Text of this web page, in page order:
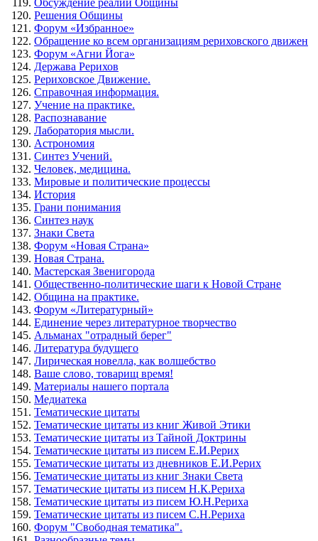
Обсуждение реалий Общины
Решения Общины
Форум «Избранное»
Обращение ко всем организациям рериховского движен
Форум «Агни Йога»
Держава Рерихов
Рериховское Движение.
Справочная информация.
Учение на практике.
Распознавание
Лаборатория мысли.
Астрономия
Синтез Учений.
Человек, медицина.
Мировые и политические процессы
История
Грани понимания
Синтез наук
Знаки Света
Форум «Новая Страна»
Новая Страна.
Мастерская Звенигорода
Общественно-политические шаги к Новой Стране
Община на практике.
Форум «Литературный»
Единение через литературное творчество
Альманах "отрадный берег"
Литература будущего
Лирическая новелла, как волшебство
Ваше слово, товарищ время!
Материалы нашего портала
Медиатека
Тематические цитаты
Тематические цитаты из книг Живой Этики
Тематические цитаты из Тайной Доктрины
Тематические цитаты из писем Е.И.Рерих
Тематические цитаты из дневников Е.И.Рерих
Тематические цитаты из книг Знаки Света
Тематические цитаты из писем Н.К.Рериха
Тематические цитаты из писем Ю.Н.Рериха
Тематические цитаты из писем С.Н.Рериха
Форум "Свободная тематика".